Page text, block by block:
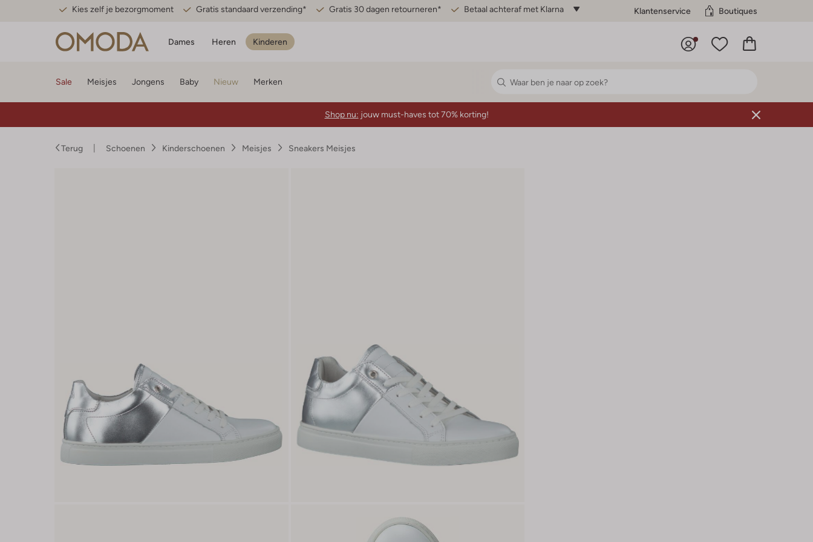
Kies zelf je bezorgmoment Gratis standaard verzending* Gratis 30 dagen retourneren* Betaal achteraf met Klarna Klantenservice Boutiques
Dames Heren Kinderen
Sale Meisjes Jongens Baby Nieuw Merken
Shop nu: jouw must-haves tot 70% korting!
Terug Schoenen Kinderschoenen Meisjes Sneakers Meisjes